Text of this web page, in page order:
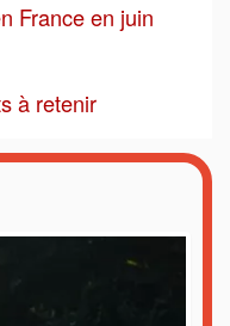
France en juin
à retenir